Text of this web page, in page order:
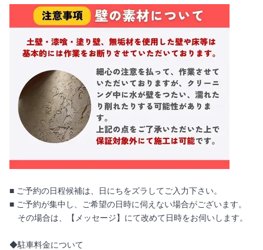
■ ご予約の日程候補は、日にちをズラしてご入力下さい。
■ ご予約が集中し、ご希望の日時に伺えない場合がございます。
その場合は、【メッセージ】にて改めて日時をお伺いします。
◆駐車料金について